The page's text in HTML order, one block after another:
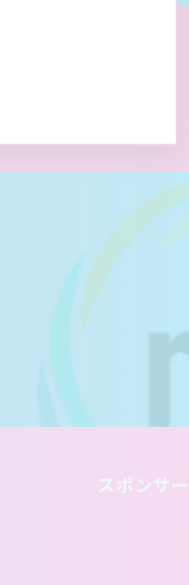
スポンサー